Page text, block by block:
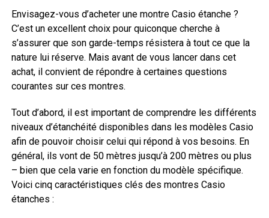
Envisagez-vous d’acheter une montre Casio étanche ?
C’est un excellent choix pour quiconque cherche à
s’assurer que son garde-temps résistera à tout ce que la
nature lui réserve. Mais avant de vous lancer dans cet
achat, il convient de répondre à certaines questions
courantes sur ces montres.
Tout d’abord, il est important de comprendre les différents
niveaux d’étanchéité disponibles dans les modèles Casio
afin de pouvoir choisir celui qui répond à vos besoins. En
général, ils vont de 50 mètres jusqu’à 200 mètres ou plus
– bien que cela varie en fonction du modèle spécifique.
Voici cinq caractéristiques clés des montres Casio
étanches :